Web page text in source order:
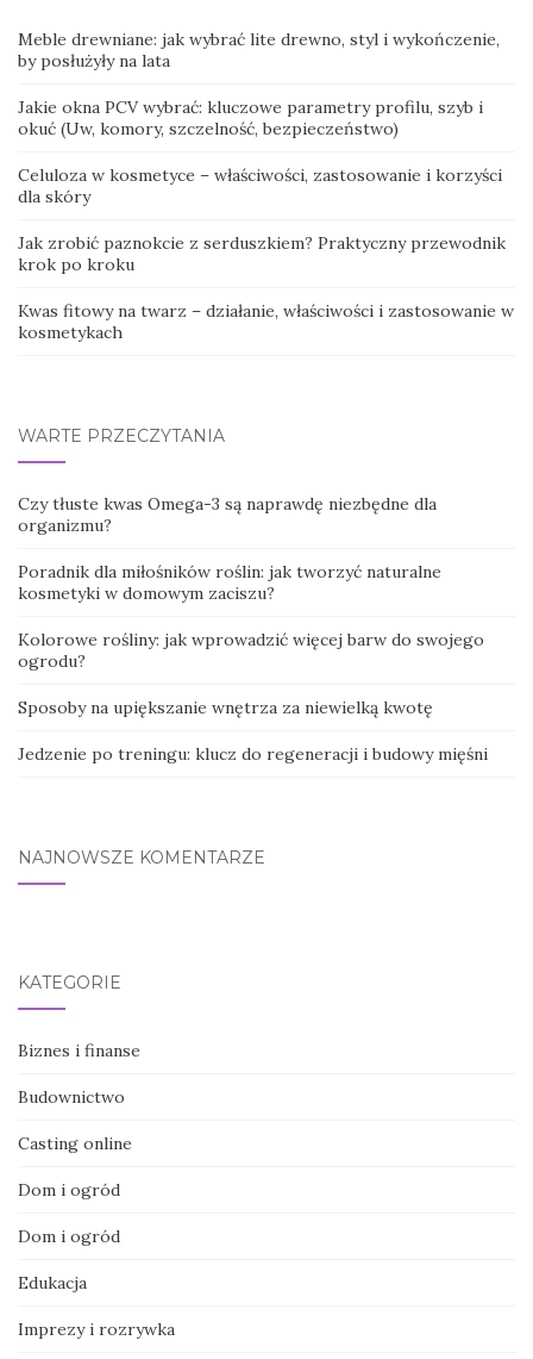
Meble drewniane: jak wybrać lite drewno, styl i wykończenie,
by posłużyły na lata
Jakie okna PCV wybrać: kluczowe parametry profilu, szyb i
okuć (Uw, komory, szczelność, bezpieczeństwo)
Celuloza w kosmetyce – właściwości, zastosowanie i korzyści
dla skóry
Jak zrobić paznokcie z serduszkiem? Praktyczny przewodnik
krok po kroku
Kwas fitowy na twarz – działanie, właściwości i zastosowanie w
kosmetykach
WARTE PRZECZYTANIA
Czy tłuste kwas Omega-3 są naprawdę niezbędne dla
organizmu?
Poradnik dla miłośników roślin: jak tworzyć naturalne
kosmetyki w domowym zaciszu?
Kolorowe rośliny: jak wprowadzić więcej barw do swojego
ogrodu?
Sposoby na upiększanie wnętrza za niewielką kwotę
Jedzenie po treningu: klucz do regeneracji i budowy mięśni
NAJNOWSZE KOMENTARZE
KATEGORIE
Biznes i finanse
Budownictwo
Casting online
Dom i ogród
Dom i ogród
Edukacja
Imprezy i rozrywka